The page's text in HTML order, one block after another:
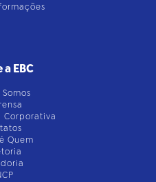
EBC
Corporativa
Quem